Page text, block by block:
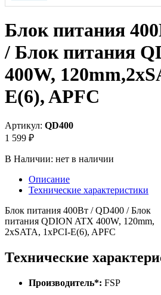
Блок питания
/ Блок питания
400W,
E(6), APFC
Артикул: QD400
1 599 ₽
В Наличии: нет в наличии
Описание
Технические характеристики
Блок питания 400Вт / QD400 / Блок
питания QDION ATX 400W, 120mm,
2xSATA, 1xPCI-E(6), APFC
Технические
Производитель*: FSP